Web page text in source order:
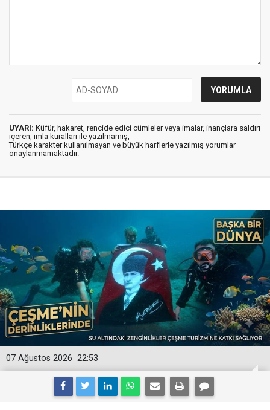
UYARI: Küfür, hakaret, rencide edici cümleler veya imalar, inançlara saldırı
içeren, imla kuralları ile yazılmamış,
Türkçe karakter kullanılmayan ve büyük harflerle yazılmış yorumlar
onaylanmamaktadır.
22:53
07 Ağustos 2026